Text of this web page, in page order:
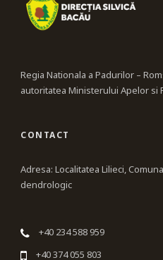
Regia Nationala a Padurilor –
autoritatea Ministerului Apelor si
CONTACT
Adresa: Localitatea Lilieci,
dendrologic
+40 234 588 959
+40 374 055 803